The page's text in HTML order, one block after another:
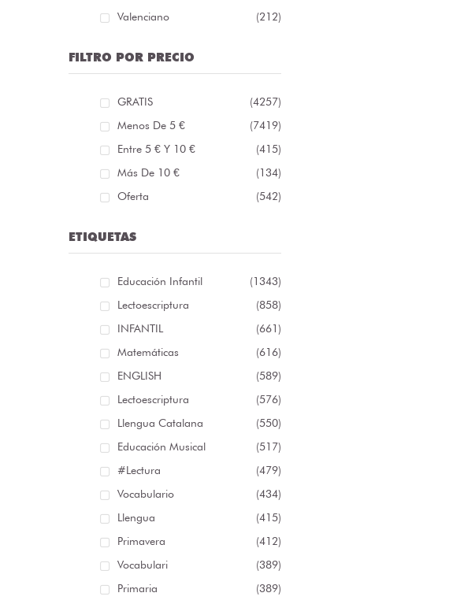
Valenciano
(212)
FILTRO POR PRECIO
GRATIS
(4257)
Menos De 5 €
(7419)
Entre 5 € Y 10 €
(415)
Más De 10 €
(134)
Oferta
(542)
ETIQUETAS
Educación Infantil
(1343)
Lectoescriptura
(858)
INFANTIL
(661)
Matemáticas
(616)
ENGLISH
(589)
Lectoescriptura
(576)
Llengua Catalana
(550)
Educación Musical
(517)
#lectura
(479)
Vocabulario
(434)
Llengua
(415)
Primavera
(412)
Vocabulari
(389)
Primaria
(389)